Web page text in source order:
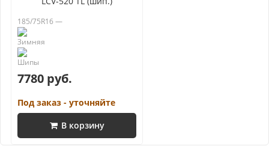
185/75R16 —
7780 руб.
Под заказ - уточняйте
В корзину